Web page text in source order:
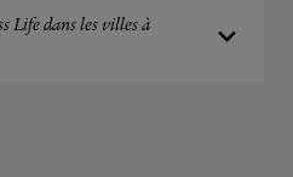
Life dans les villes à